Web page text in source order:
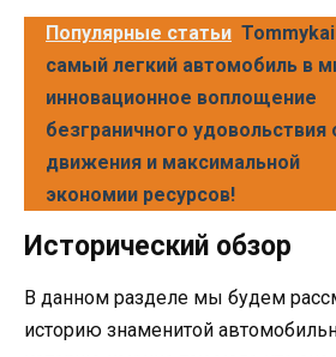
Популярные статьи
самый легкий автомобиль в
инновационное воплощение
безграничного удовольствия
движения и максимальной
экономии ресурсов!
Исторический обзор
В данном разделе мы будем
историю знаменитой